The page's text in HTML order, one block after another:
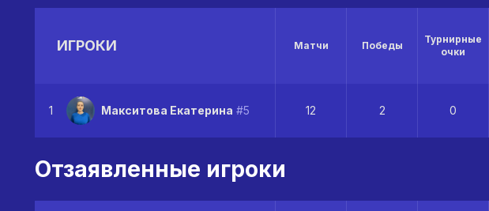
ИГРОКИ Матчи Победы
Турнирные
очки
1 Макситова Екатерина #5 12 2 0
Отзаявленные игроки